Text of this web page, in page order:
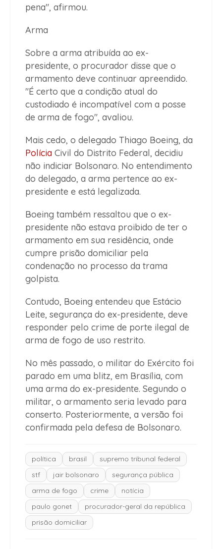
pena", afirmou.
Arma
Sobre a arma atribuída ao ex-
presidente, o procurador disse que o
armamento deve continuar apreendido.
"É certo que a condição atual do
custodiado é incompatível com a posse
de arma de fogo", avaliou.
Mais cedo, o delegado Thiago Boeing, da
Polícia Civil do Distrito Federal, decidiu
não indiciar Bolsonaro. No entendimento
do delegado, a arma pertence ao ex-
presidente e está legalizada.
Boeing também ressaltou que o ex-
presidente não estava proibido de ter o
armamento em sua residência, onde
cumpre prisão domiciliar pela
condenação no processo da trama
golpista.
Contudo, Boeing entendeu que Estácio
Leite, segurança do ex-presidente, deve
responder pelo crime de porte ilegal de
arma de fogo de uso restrito.
No mês passado, o militar do Exército foi
parado em uma blitz, em Brasília, com
uma arma do ex-presidente. Segundo o
militar, o armamento seria levado para
conserto. Posteriormente, a versão foi
confirmada pela defesa de Bolsonaro.
política brasil
supremo tribunal federal
stf
jair bolsonaro
segurança pública
arma de fogo
crime
notícia
paulo gonet
procurador-geral da república
prisão domiciliar